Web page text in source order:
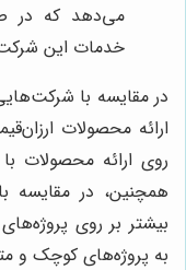
می‌دهد که در
خدمات این
در مقایسه با
ارائه محصولات
روی ارائه محصولات
همچنین، در مقایسه
بیشتر بر روی پروژه‌های
به پروژه‌های کوچک و